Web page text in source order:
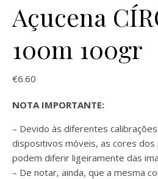
Açucena
100m 100gr
€6.60
NOTA IMPORTANTE:
– Devido às diferentes
dispositivos móveis, as cores
podem diferir ligeiramente das
– De notar, ainda, que a mesma